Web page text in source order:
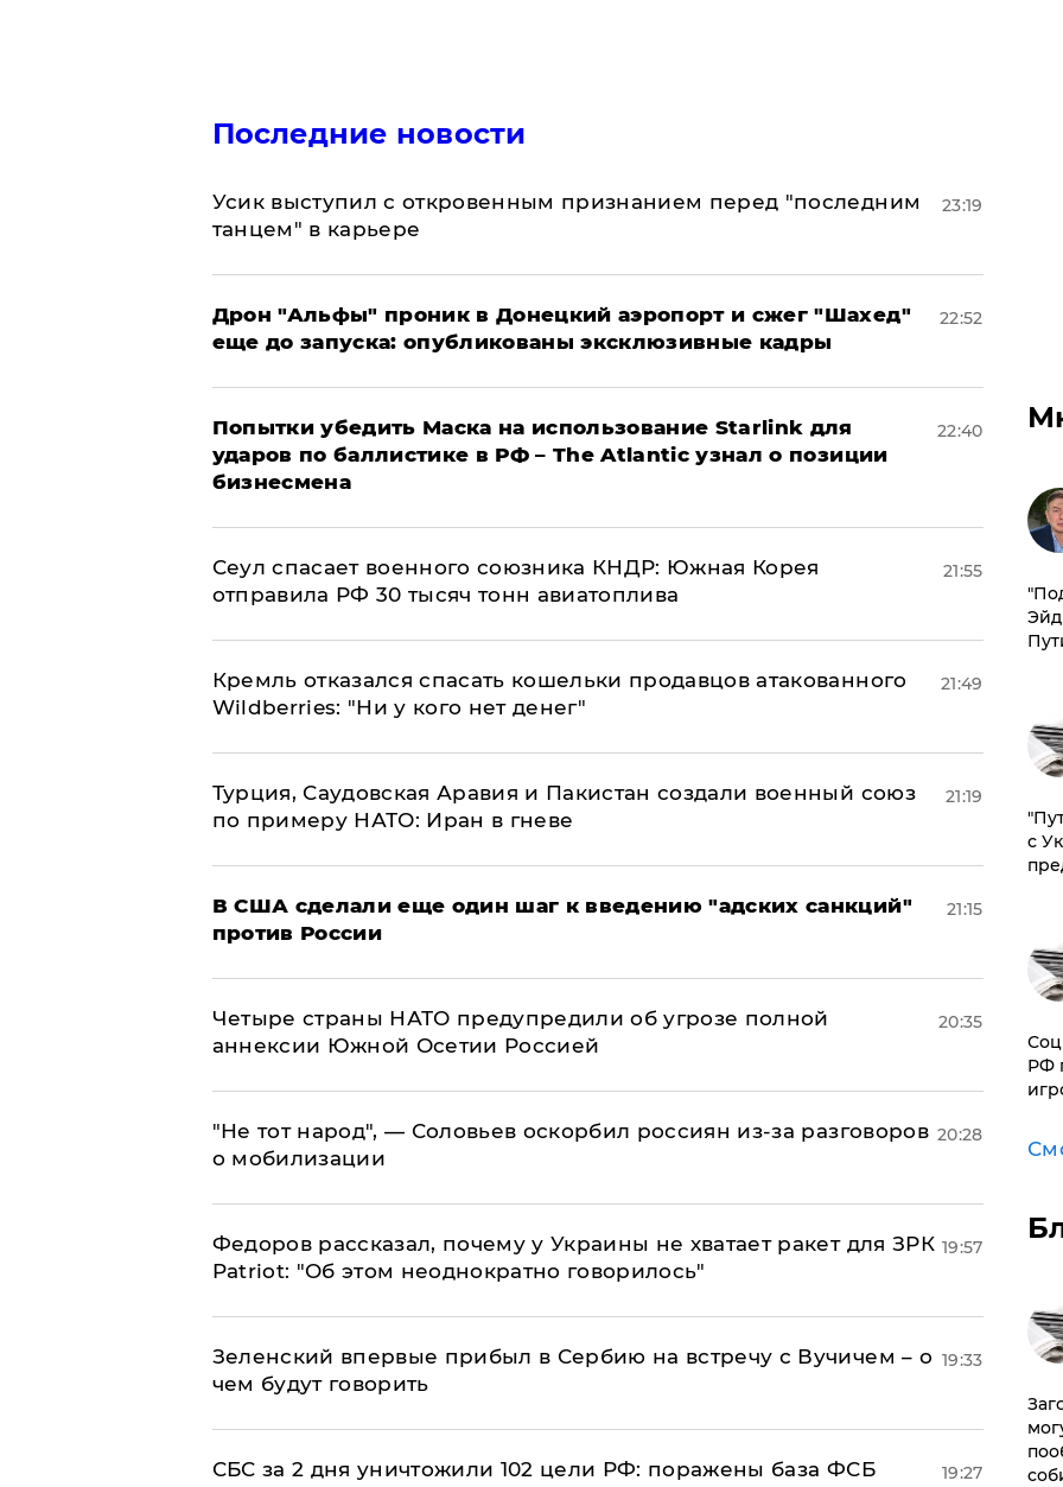
Последние новости
Усик выступил с откровенным признанием перед "последним
танцем" в карьере
23:19
Дрон "Альфы" проник в Донецкий аэропорт и сжег "Шахед"
еще до запуска: опубликованы эксклюзивные кадры
22:52
Попытки убедить Маска на использование Starlink для
ударов по баллистике в РФ – The Atlantic узнал о позиции
бизнесмена
22:40
​Сеул спасает военного союзника КНДР: Южная Корея
отправила РФ 30 тысяч тонн авиатоплива
21:55
Кремль отказался спасать кошельки продавцов атакованного
Wildberries: "Ни у кого нет денег"
21:49
Турция, Саудовская Аравия и Пакистан создали военный союз
по примеру НАТО: Иран в гневе
21:19
В США сделали еще один шаг к введению "адских санкций"
против России
21:15
Четыре страны НАТО предупредили об угрозе полной
аннексии Южной Осетии Россией
20:35
​"Не тот народ", — Соловьев оскорбил россиян из-за разговоров
о мобилизации
20:28
Федоров рассказал, почему у Украины не хватает ракет для ЗРК
Patriot: "Об этом неоднократно говорилось"
19:57
Зеленский впервые прибыл в Сербию на встречу с Вучичем – о
чем будут говорить
19:33
СБС за 2 дня уничтожили 102 цели РФ: поражены база ФСБ
19:27
с
РФ